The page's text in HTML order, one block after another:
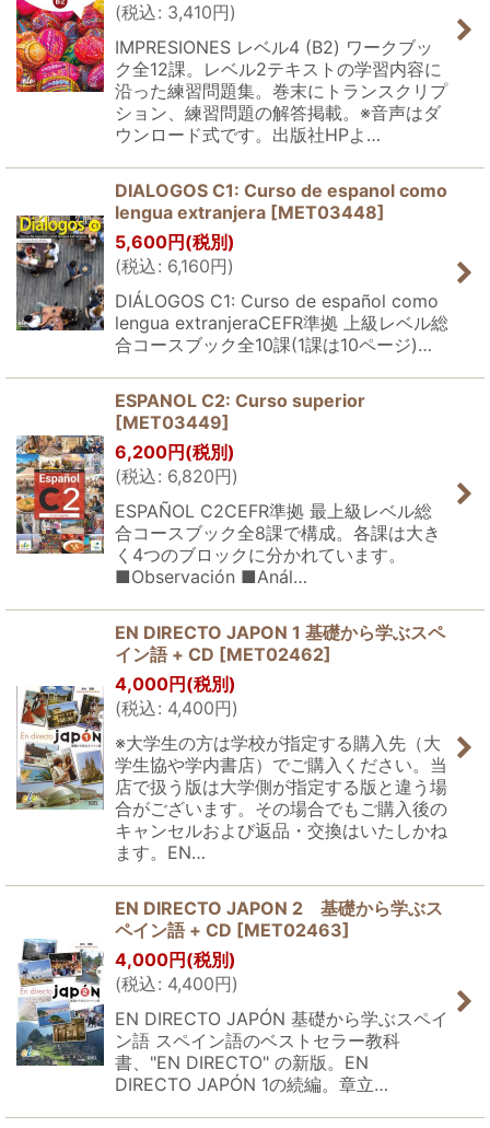
(税込: 3,410円)
IMPRESIONES レベル4 (B2) ワークブッ
ク全12課。レベル2テキストの学習内容に
沿った練習問題集。巻末にトランスクリプ
ション、練習問題の解答掲載。※音声はダ
ウンロード式です。出版社HPよ…
DIALOGOS C1: Curso de espanol como
lengua extranjera [MET03448]
5,600円 (税別)
(税込: 6,160円)
DIÁLOGOS C1: Curso de español como
lengua extranjeraCEFR準拠 上級レベル総
合コースブック全10課(1課は10ページ)…
ESPANOL C2: Curso superior
[MET03449]
6,200円 (税別)
(税込: 6,820円)
ESPAÑOL C2CEFR準拠 最上級レベル総
合コースブック全8課で構成。各課は大き
く4つのブロックに分かれています。
■Observación ■Anál…
EN DIRECTO JAPON 1 基礎から学ぶスペ
イン語 + CD [MET02462]
4,000円 (税別)
(税込: 4,400円)
※大学生の方は学校が指定する購入先（大
学生協や学内書店）でご購入ください。当
店で扱う版は大学側が指定する版と違う場
合がございます。その場合でもご購入後の
キャンセルおよび返品・交換はいたしかね
ます。EN…
EN DIRECTO JAPON 2 基礎から学ぶス
ペイン語 + CD [MET02463]
4,000円 (税別)
(税込: 4,400円)
EN DIRECTO JAPÓN 基礎から学ぶスペイ
ン語 スペイン語のベストセラー教科
書、"EN DIRECTO" の新版。EN
DIRECTO JAPÓN 1の続編。章立…